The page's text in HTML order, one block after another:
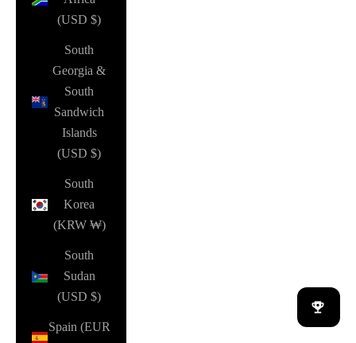
(USD $)
South
Georgia &
South
Sandwich
Islands
(USD $)
South
Korea
(KRW ₩)
South
Sudan
(USD $)
Spain (EUR